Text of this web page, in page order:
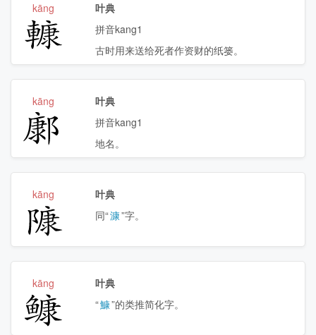
𨎍
kāng
叶典
拼音kang1
古时用来送给死者作资财的纸篓。
𨝎
kāng
叶典
拼音kang1
地名。
𨻷
kāng
叶典
同“漮”字。
𩾌
kāng
叶典
“鱇”的类推简化字。